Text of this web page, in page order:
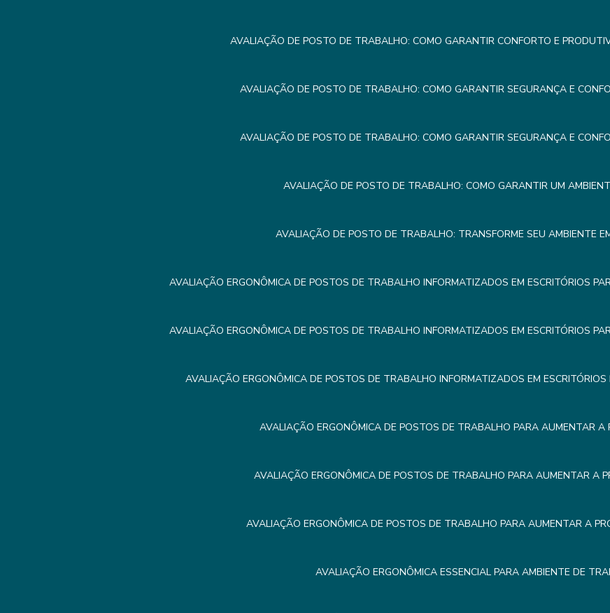
AVALIAÇÃO DE POSTO DE TRABALHO: COMO GARANTIR CONFORTO E
AVALIAÇÃO DE POSTO DE TRABALHO: COMO GARANTIR SEGURANÇA E
AVALIAÇÃO DE POSTO DE TRABALHO: COMO GARANTIR SEGURANÇA E
AVALIAÇÃO DE POSTO DE TRABALHO: COMO GARANTIR UM
AVALIAÇÃO DE POSTO DE TRABALHO: TRANSFORME SEU AMBIENTE
AVALIAÇÃO ERGONÔMICA DE POSTOS DE TRABALHO INFORMATIZADOS EM ESCRITÓRIOS
AVALIAÇÃO ERGONÔMICA DE POSTOS DE TRABALHO INFORMATIZADOS EM ESCRITÓRIOS
AVALIAÇÃO ERGONÔMICA DE POSTOS DE TRABALHO INFORMATIZADOS EM
AVALIAÇÃO ERGONÔMICA DE POSTOS DE TRABALHO PARA AUMENTAR A
AVALIAÇÃO ERGONÔMICA DE POSTOS DE TRABALHO PARA AUMENTAR A
AVALIAÇÃO ERGONÔMICA DE POSTOS DE TRABALHO PARA AUMENTAR A
AVALIAÇÃO ERGONÔMICA ESSENCIAL PARA AMBIENTE DE